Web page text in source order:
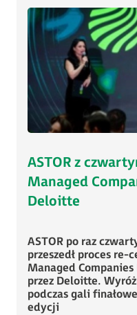
ASTOR z
Managed
Deloitte
ASTOR po raz
przeszedł proces
Managed
przez Deloitte.
podczas gali
edycji